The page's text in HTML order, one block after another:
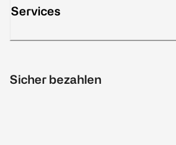
Services
Sicher bezahlen